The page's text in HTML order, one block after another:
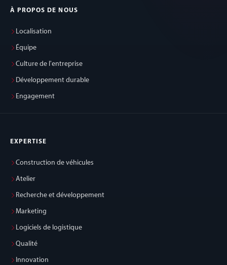
À PROPOS DE NOUS
Localisation
Équipe
Culture de l'entreprise
Développement durable
Engagement
EXPERTISE
Construction de véhicules
Atelier
Recherche et développement
Marketing
Logiciels de logistique
Qualité
Innovation